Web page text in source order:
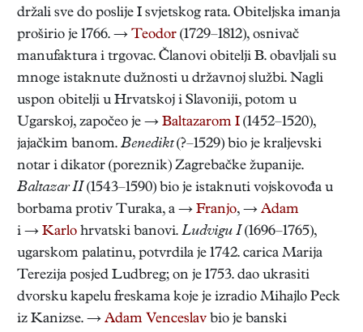
držali sve do poslije I svjetskog rata. Obiteljska imanja
proširio je 1766. → Teodor (1729–1812), osnivač
manufaktura i trgovac. Članovi obitelji B. obavljali su
mnoge istaknute dužnosti u državnoj službi. Nagli
uspon obitelji u Hrvatskoj i Slavoniji, potom u
Ugarskoj, započeo je → Baltazarom I (1452–1520),
jajačkim banom. Benedikt(?–1529) bio je kraljevski
notar i dikator (poreznik) Zagrebačke županije.
Baltazar II (1543–1590) bio je istaknuti vojskovođa u
borbama protiv Turaka, a → Franjo, → Adam
i → Karlo hrvatski banovi. Ludvigu I (1696–1765),
ugarskom palatinu, potvrdila je 1742. carica Marija
Terezija posjed Ludbreg; on je 1753. dao ukrasiti
dvorsku kapelu freskama koje je izradio Mihajlo Peck
iz Kanizse. → Adam Venceslav bio je banski